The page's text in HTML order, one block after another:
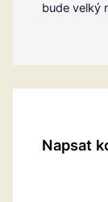
bude velký
Napsat